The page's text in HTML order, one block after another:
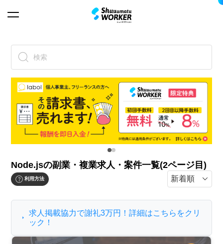
検索
Node.jsの副業・複業求人・案件一覧(2ページ目)
利用方法
求人掲載協力で謝礼3万円！詳細はこちらをクリ
ック！